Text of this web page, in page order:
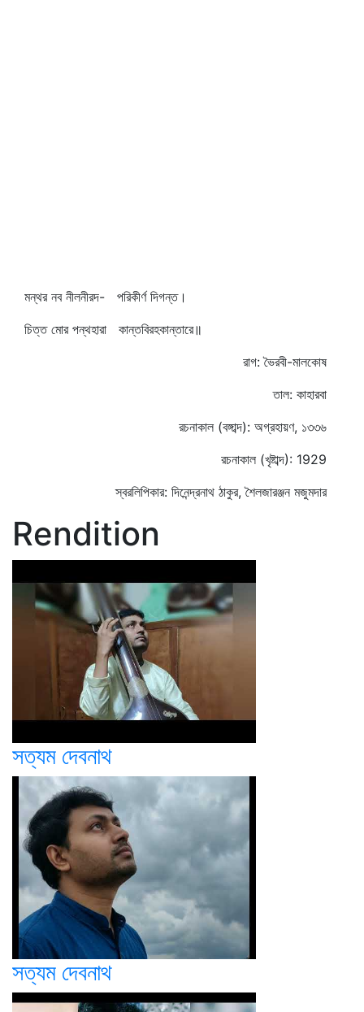
মন্থর নব নীলনীরদ- পরিকীর্ণ দিগন্ত।
চিত্ত মোর পন্থহারা কান্তবিরহকান্তারে॥
রাগ: ভৈরবী-মালকোষ
তাল: কাহারবা
রচনাকাল (বঙ্গাব্দ): অগ্রহায়ণ, ১৩৩৬
রচনাকাল (খৃষ্টাব্দ): 1929
স্বরলিপিকার: দিনেন্দ্রনাথ ঠাকুর, শৈলজারঞ্জন মজুমদার
Rendition
সত্যম দেবনাথ
সত্যম দেবনাথ